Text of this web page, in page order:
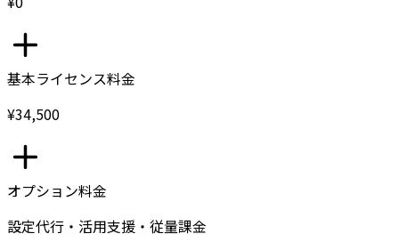
基本ライセンス料金
¥34,500
オプション料金
設定代行・活用支援・従量課金